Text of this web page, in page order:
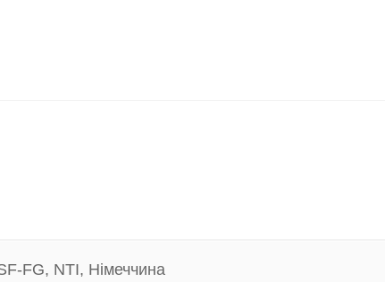
FG, NTI, Німеччина